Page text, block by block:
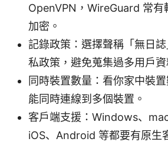
OpenVPN，WireGuard 常有
加密。
記錄政策：選擇聲稱「無日
私政策，避免蒐集過多用戶資
同時裝置數量：看你家中裝
能同時連線到多個裝置。
客戶端支援：Windows、
iOS、Android 等都要有原生